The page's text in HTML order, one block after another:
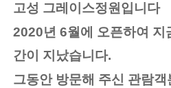
고성 그레이스정원입니다
2020년 6월에 오픈하여 지
간이 지났습니다.
그동안 방문해 주신 관람